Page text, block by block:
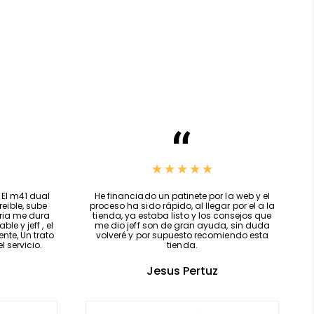
patinete eléctrico
del catálogo premium de
accesorios patinete
, ideal para usuarios avanzados que buscan
orientadas al rendimiento. Combínalo con otros
,ruedas patineteo incluso unabatería para
experiencia completa 🔋.
m41 dual
sube
me dura
y jeff , el
Un trato
servicio.
He financiado un patinete por la web y el
proceso ha sido rápido, al llegar por el a la
tienda, ya estaba listo y los consejos que
me dio jeff son de gran ayuda, sin duda
volveré y por supuesto recomiendo esta
tienda.
Jesus Pertuz